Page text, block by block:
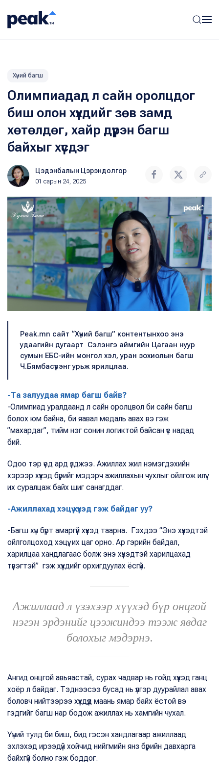
Хүний багш
Олимпиадад л сайн оролцдог
биш олон хүүхдийг зөв замд
хөтөлдөг, хайр дүүрэн багш
байхыг хүсдэг
Цэдэнбалын Цэрэндолгор
01 сарын 24, 2025
Peak.mn сайт “Хүний багш” контентынхоо энэ
удаагийн дугаарт Сэлэнгэ аймгийн Цагаан нуур
сумын ЕБС-ийн монгол хэл, уран зохиолын багш
Ч.Бямбасүрэнг урьж ярилцлаа.
-Та залуудаа ямар багш байв?
-Олимпиад уралдаанд л сайн оролцвол би сайн багш
болох юм байна, би яавал медаль авах вэ гэж
”махардаг”, тийм нэг сонин логиктой байсан үе надад
бий.
Одоо тэр үед ард үлджээ. Ажиллах жил нэмэгдэхийн
хэрээр хүүхэд бүрийг мэдэрч ажиллахын чухлыг ойлгож илүү
их суралцаж байх шиг санагддаг.
-Ажиллахад хэцүү хүүхэд гэж байдаг уу?
-Багш хүн бүрт амаргүй хүүхэд таарна. Гэхдээ “Энэ хүүхэдтэй
ойлголцоход хэцүү, их цаг орно. Ар гэрийн байдал,
харилцаа хандлагаас болж энэ хүүхэдтэй харилцахад
түвэгтэй” гэж хүүхдийг орхигдуулах ёсгүй.
Ажиллаад л үзэхээр хүүхэд бүр онцгой
нэгэн эрдэнийг цээжиндээ тээж явдаг
болохыг мэдэрнэ.
Ангид онцгой авьяастай, сурах чадвар нь гойд хүүхэд ганц
хоёр л байдаг. Тэднээсээ бусад нь үлгэр дуурайлал авах
боловч нийтээрээ хүүхдүүд маань ямар байх ёстой вэ
гэдгийг багш нар бодож ажиллах нь хамгийн чухал.
Үүний тулд би биш, бид гэсэн хандлагаар ажиллаад
эхлэхэд ирээдүй хойчид нийгмийн янз бүрийн давхарга
байхгүй болно гэж боддог.